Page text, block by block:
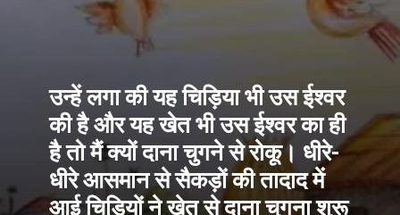
उन्हें लगा की यह चिड़िया भी उस ईश्वर
की है और यह खेत भी उस ईश्वर का ही
है तो मैं क्यों दाना चुगने से रोकू। धीरे-
धीरे आसमान से सैकड़ों की तादाद में
आई चिड़ियों ने खेत से दाना चुगना शुरू